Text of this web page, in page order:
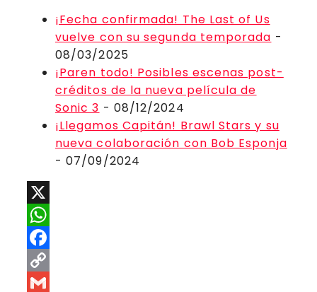
¡Fecha confirmada! The Last of Us
vuelve con su segunda temporada -
08/03/2025
¡Paren todo! Posibles escenas post-
créditos de la nueva película de
Sonic 3 - 08/12/2024
¡Llegamos Capitán! Brawl Stars y su
nueva colaboración con Bob Esponja
- 07/09/2024
X
WhatsApp
Facebook
Copy